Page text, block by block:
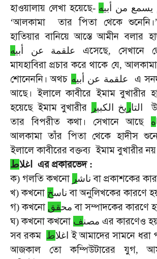
হাওয়ালায় লেখা হয়েছে- يسمع من أبيه
‘আলকামা তার পিতা থেকে শুনেনি।
হাতিয়ার বানিয়ে আস্তে আমীন বলার
علقمة عن أبيه এসেছে, সেখানে
মাযহাবিরা প্রচার করে থাকে যে,আলকামা
শোনেননি। অথচ علقمة عن أبيه এ
আছে। ইলালে কাবীরে ইমাম বুখারীর
হয়েছে ইমাম বুখারীর التار يخ الكبير
তার
বিপরীত কথা। সেখানে আছে ه
আলকামা তাঁর পিতা থেকে হাদীস
ইলালে কাবীরের বক্তব্য ইমাম বুখারীর
اغلاط এর প্রকারভেদ:
ক) গলতি কখনো ناشر বা প্রকাশকের
খ)কখনো ناسخ বা অনুলিখকের কারণে
গ)কখনো محقق বা সম্পাদকের কারণে
ঘ)কখনো কখনো مصنف এর কারণেও
সব রকম اغلاط ই আমাদের সামনে ধরা
আজকাল
তো কম্পিউটারের যুগ,